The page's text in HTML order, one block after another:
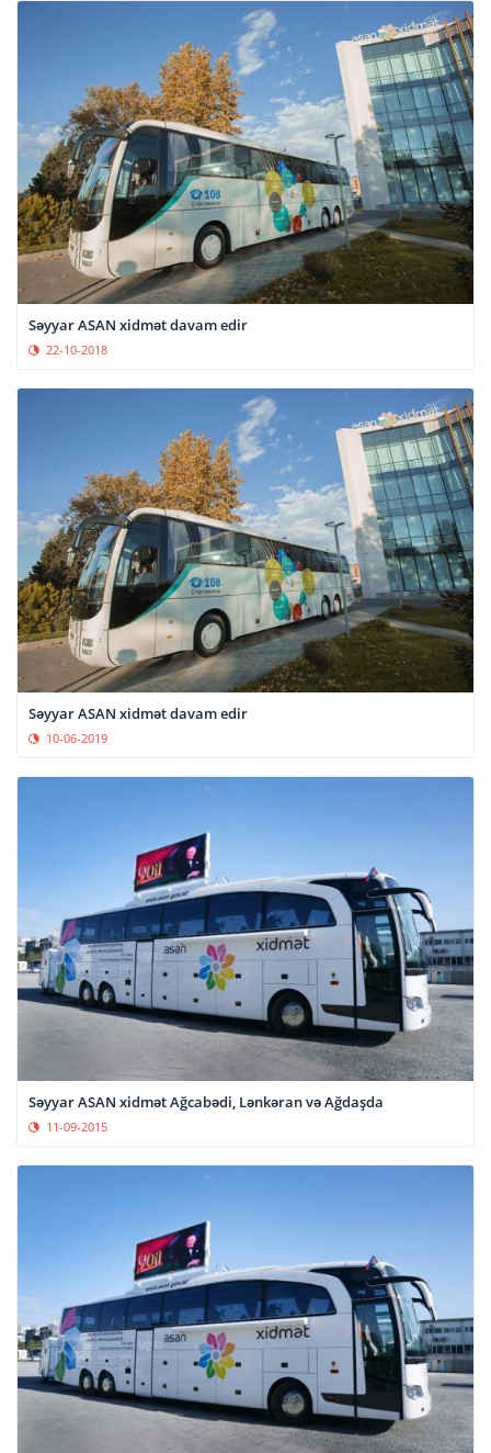
Səyyar ASAN xidmət davam edir
22-10-2018
Səyyar ASAN xidmət davam edir
10-06-2019
Səyyar ASAN xidmət Ağcabədi, Lənkəran və Ağdaşda
11-09-2015